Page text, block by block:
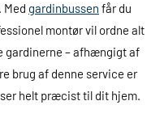
gardinbussen får du
montør vil ordne alt
gardinerne – afhængigt af
brug af denne service er
helt præcist til dit hjem.